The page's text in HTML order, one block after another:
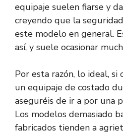
equipaje suelen fiarse y
creyendo que la
este modelo en general.
así, y suele ocasionar
Por esta razón, lo ideal, si
un equipaje de costado
aseguréis de ir a por una
Los modelos demasiado
fabricados tienden a